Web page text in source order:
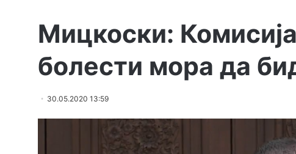
Мицкоски:
болести мора да
30.05.2020 13:59